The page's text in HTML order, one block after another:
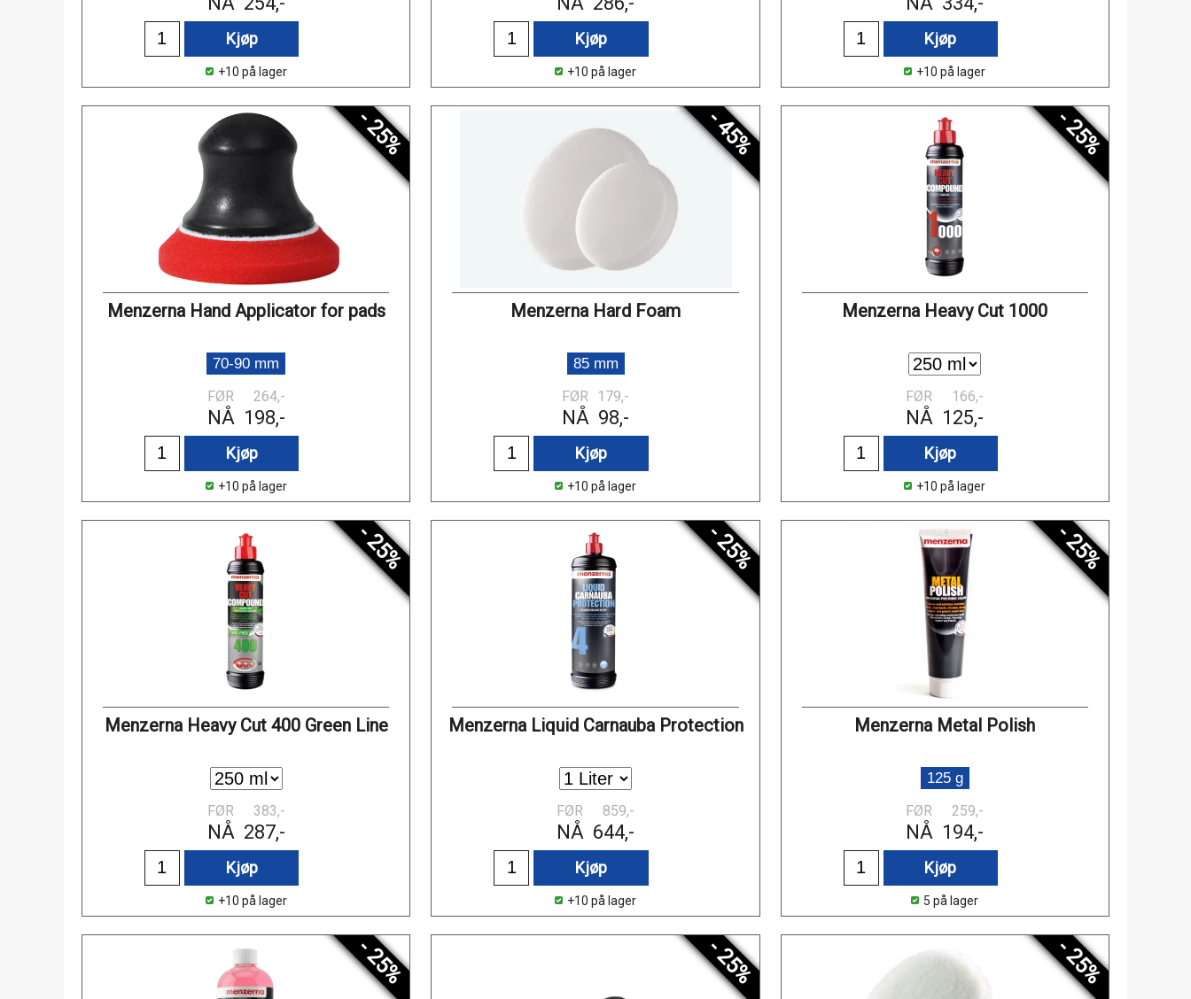
Kjøp
+10 på lager
Kjøp
+10 på lager
Kjøp
+10 på lager
- 25%
Menzerna Hand Applicator for pads
70-90 mm
FØR
264,-
NÅ 198,-
Kjøp
+10 på lager
- 45%
Menzerna Hard Foam
85 mm
FØR 179,-
NÅ 98,-
Kjøp
+10 på lager
- 25%
Menzerna Heavy Cut 1000
FØR 166,-
NÅ 125,-
Kjøp
+10 på lager
- 25%
Menzerna Heavy Cut 400 Green Line
FØR 383,-
NÅ 287,-
Kjøp
+10 på lager
- 25%
Menzerna Liquid Carnauba Protection
FØR 859,-
NÅ 644,-
Kjøp
+10 på lager
- 25%
Menzerna Metal Polish
125 g
FØR
259,-
NÅ 194,-
Kjøp
5 på lager
- 25% - 25% - 25%